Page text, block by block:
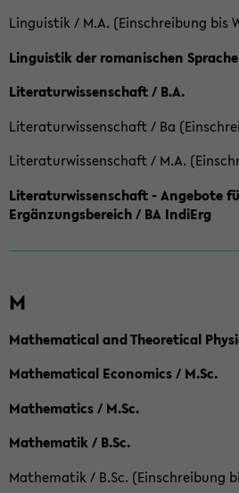
Linguistik / M.A. (Einschreibung bis
Linguistik der romanischen
Literaturwissenschaft / B.A.
Literaturwissenschaft / Ba
Literaturwissenschaft / M.A.
Literaturwissenschaft - Angebote
Ergänzungsbereich / BA IndiErg
M
Mathematical and Theoretical
Mathematical Economics / M.Sc.
Mathematics / M.Sc.
Mathematik / B.Sc.
Mathematik / B.Sc. (Einschreibung